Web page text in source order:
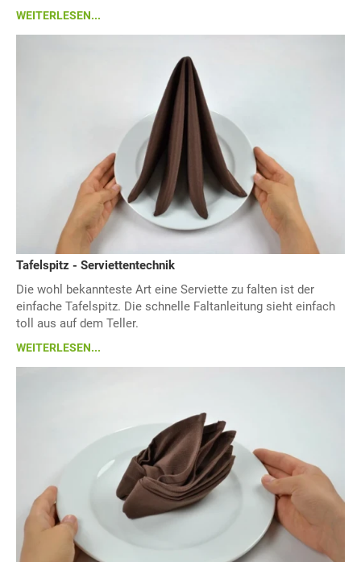
WEITERLESEN...
Tafelspitz - Serviettentechnik
Die wohl bekannteste Art eine Serviette zu falten ist der
einfache Tafelspitz. Die schnelle Faltanleitung sieht einfach
toll aus auf dem Teller.
WEITERLESEN...